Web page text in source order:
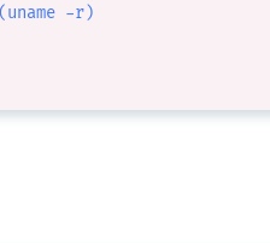
uname -r)